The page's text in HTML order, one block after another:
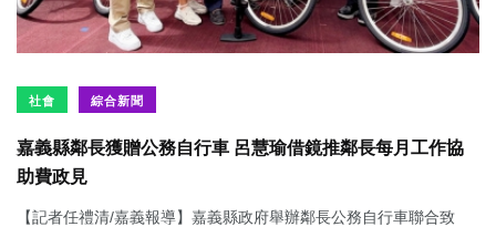
社會 綜合新聞
嘉義縣鄰長獲贈公務自行車 呂慧瑜借鏡推鄰長每月工作協
助費政見
【記者任禮清/嘉義報導】嘉義縣政府舉辦鄰長公務自行車聯合致